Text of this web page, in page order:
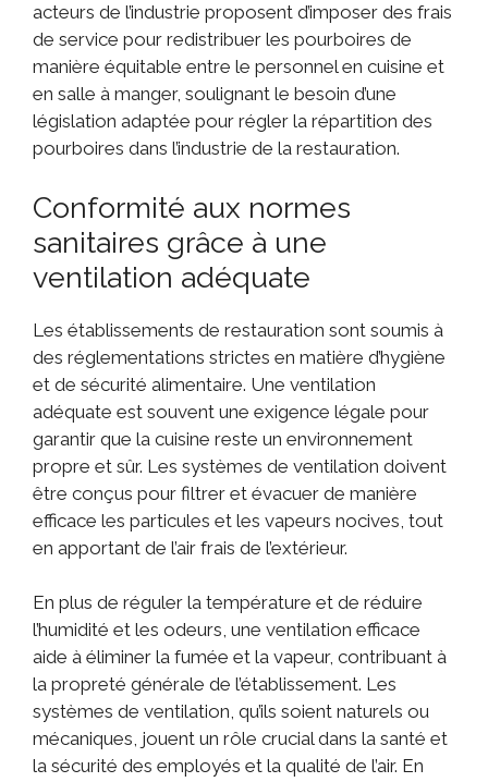
acteurs de l’industrie proposent d’imposer des frais
de service pour redistribuer les pourboires de
manière équitable entre le personnel en cuisine et
en salle à manger, soulignant le besoin d’une
législation adaptée pour régler la répartition des
pourboires dans l’industrie de la restauration.
Conformité aux normes
sanitaires grâce à une
ventilation adéquate
Les établissements de restauration sont soumis à
des réglementations strictes en matière d’hygiène
et de sécurité alimentaire. Une ventilation
adéquate est souvent une exigence légale pour
garantir que la cuisine reste un environnement
propre et sûr. Les systèmes de ventilation doivent
être conçus pour filtrer et évacuer de manière
efficace les particules et les vapeurs nocives, tout
en apportant de l’air frais de l’extérieur.
En plus de réguler la température et de réduire
l’humidité et les odeurs, une ventilation efficace
aide à éliminer la fumée et la vapeur, contribuant à
la propreté générale de l’établissement. Les
systèmes de ventilation, qu’ils soient naturels ou
mécaniques, jouent un rôle crucial dans la santé et
la sécurité des employés et la qualité de l’air. En